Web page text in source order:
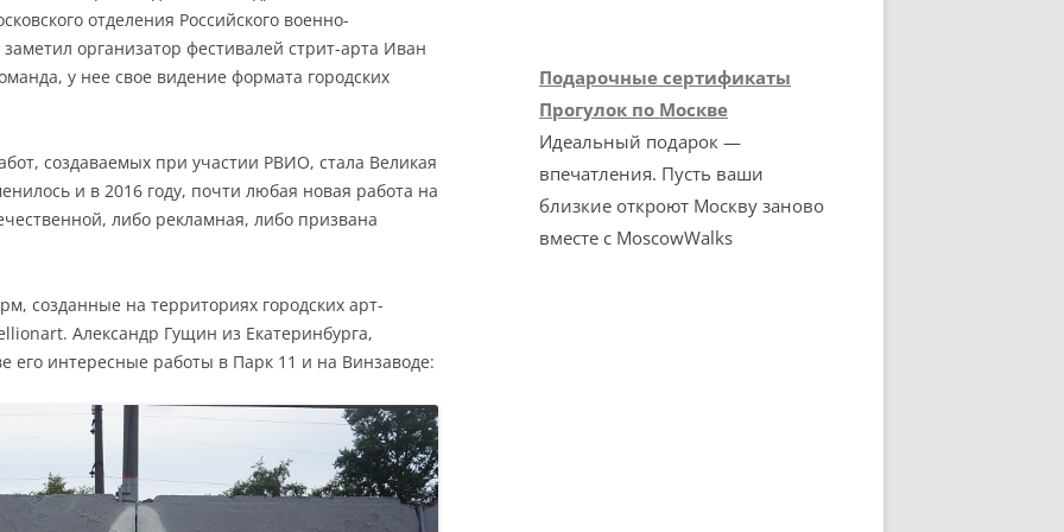
отделения Российского военно-
организатор фестивалей стрит-арта Иван
у нее свое видение формата городских
создаваемых при участии РВИО, стала Великая
и в 2016 году, почти любая новая работа на
либо рекламная, либо призвана
созданные на территориях городских арт-
Александр Гущин из Екатеринбурга,
его интересные работы в Парк 11 и на Винзаводе:
Подарочные сертификаты
Прогулок по Москве
Идеальный подарок —
впечатления. Пусть ваши
близкие откроют Москву заново
вместе с MoscowWalks